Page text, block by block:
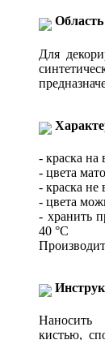
Для
- краска на
- цвета
- краска не
- цвета
- хранить
40 °C
Наносить
кистью,